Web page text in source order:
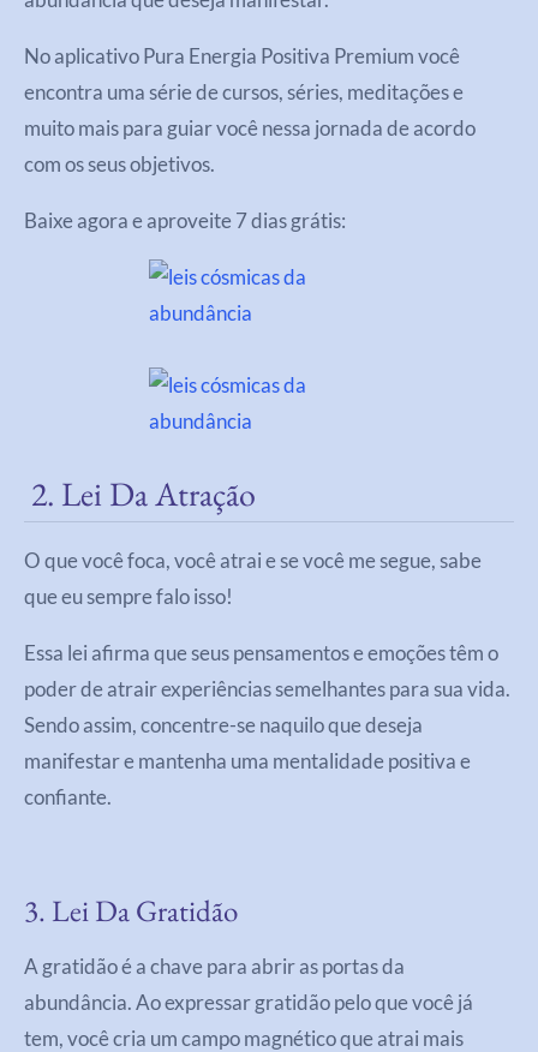
No aplicativo Pura Energia Positiva Premium você
encontra uma série de cursos, séries, meditações e
muito mais para guiar você nessa jornada de acordo
com os seus objetivos.
Baixe agora e aproveite 7 dias grátis:
2. Lei Da Atração
O que você foca, você atrai e se você me segue, sabe
que eu sempre falo isso!
Essa lei afirma que seus pensamentos e emoções têm o
poder de atrair experiências semelhantes para sua vida.
Sendo assim, concentre-se naquilo que deseja
manifestar e mantenha uma mentalidade positiva e
confiante.
3. Lei Da Gratidão
A gratidão é a chave para abrir as portas da
abundância. Ao expressar gratidão pelo que você já
tem, você cria um campo magnético que atrai mais